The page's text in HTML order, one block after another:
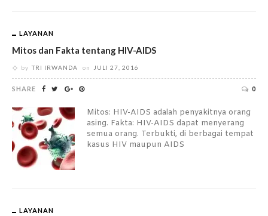
LAYANAN
Mitos dan Fakta tentang HIV-AIDS
by TRI IRWANDA on JULI 27, 2016
SHARE 0
Mitos: HIV-AIDS adalah penyakitnya orang
asing. Fakta: HIV-AIDS dapat menyerang
semua orang. Terbukti, di berbagai tempat
kasus HIV maupun AIDS
LAYANAN